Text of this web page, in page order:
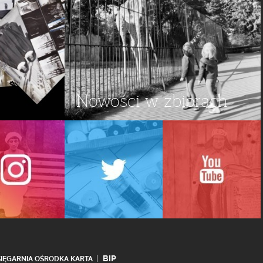
Nowości w zbiorach
OŚRODKA KARTA BIP